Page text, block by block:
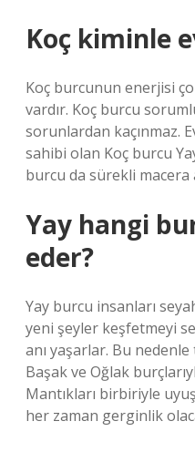
Koç kiminle
Koç burcunun enerjisi
vardır. Koç burcu
sorunlardan kaçınmaz.
sahibi olan Koç burcu
burcu da sürekli macera
Yay hangi
eder?
Yay burcu insanları
yeni şeyler keşfetmeyi
anı yaşarlar. Bu
Başak ve Oğlak
Mantıkları birbiriyle
her zaman gerginlik